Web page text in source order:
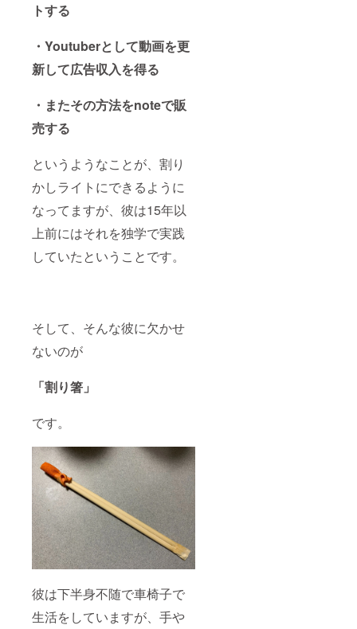
トする
・Youtuberとして動画を更
新して広告収入を得る
・またその方法をnoteで販
売する
というようなことが、割り
かしライトにできるように
なってますが、彼は15年以
上前にはそれを独学で実践
していたということです。
そして、そんな彼に欠かせ
ないのが
「割り箸」
です。
彼は下半身不随で車椅子で
生活をしていますが、手や